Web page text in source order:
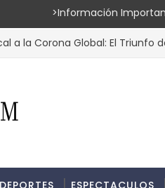
Importante
Global: El Triunfo de Fátima
DEPORTES ESPECTACULOS